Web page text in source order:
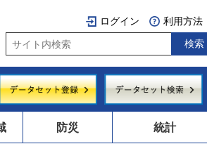
ログイン 利用方法
防災 統計